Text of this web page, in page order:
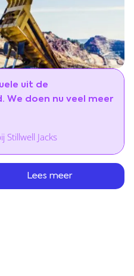
uit de
We doen nu veel meer
Stillwell Jacks
Lees meer